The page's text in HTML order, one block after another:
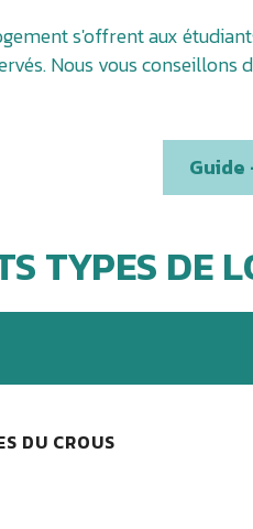
s'offrent aux
Nous vous
TYPES DE
DU CROUS